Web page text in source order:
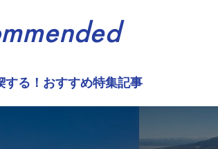
する！おすすめ特集記事